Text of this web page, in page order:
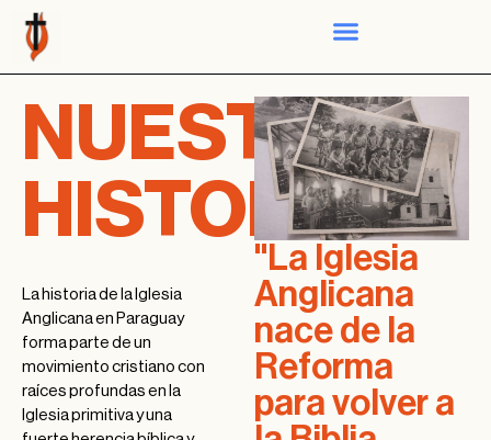
NUESTRA
HISTORIA
La historia de la Iglesia
Anglicana en Paraguay
forma parte de un
movimiento cristiano con
raíces profundas en la
Iglesia primitiva y una
"La Iglesia
Anglicana
nace de la
Reforma
para volver a